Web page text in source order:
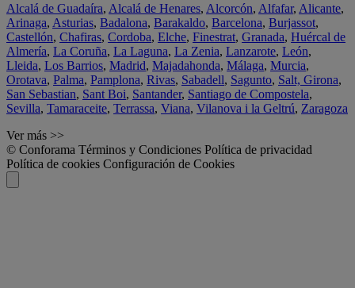
Alcalá de Guadaíra, Alcalá de Henares, Alcorcón, Alfafar, Alicante,
Arinaga, Asturias, Badalona, Barakaldo, Barcelona, Burjassot,
Castellón, Chafiras, Cordoba, Elche, Finestrat, Granada, Huércal de
Almería, La Coruña, La Laguna, La Zenia, Lanzarote, León,
Lleida, Los Barrios, Madrid, Majadahonda, Málaga, Murcia,
Orotava, Palma, Pamplona, Rivas, Sabadell, Sagunto, Salt, Girona,
San Sebastian, Sant Boi, Santander, Santiago de Compostela,
Sevilla, Tamaraceite, Terrassa, Viana, Vilanova i la Geltrú, Zaragoza
Ver más >>
© Conforama Términos y Condiciones Política de privacidad
Política de cookies Configuración de Cookies